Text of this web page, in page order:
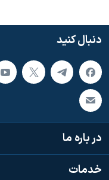
دنبال کنید
در باره ما
خدمات